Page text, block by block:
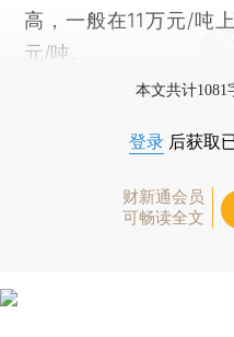
高，一般在11万元/吨
元/吨。
本文共计1081
登录 后获取
财新通会员
可畅读全文